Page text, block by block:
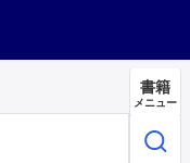
書籍
メニュー